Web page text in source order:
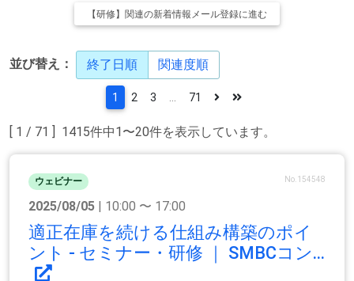
【研修】関連の新着情報メール登録に進む
並び替え： 終了日順 関連度順
[ 1 / 71 ] 1415件中1〜20件を表示しています。
1 2 3 71
ウェビナー No.154548
2025/08/05 | 10:00 〜 17:00
適正在庫を続ける仕組み構築のポイ
ント - セミナー・研修 ｜ SMBCコン...